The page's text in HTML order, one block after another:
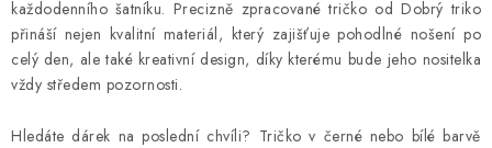
každodenního šatníku. Precizně zpracované tričko od Dobrý triko
přináší nejen kvalitní materiál, který zajišťuje pohodlné nošení po
celý den, ale také kreativní design, díky kterému bude jeho nositelka
vždy středem pozornosti.
Hledáte dárek na poslední chvíli? Tričko v černé nebo bílé barvě